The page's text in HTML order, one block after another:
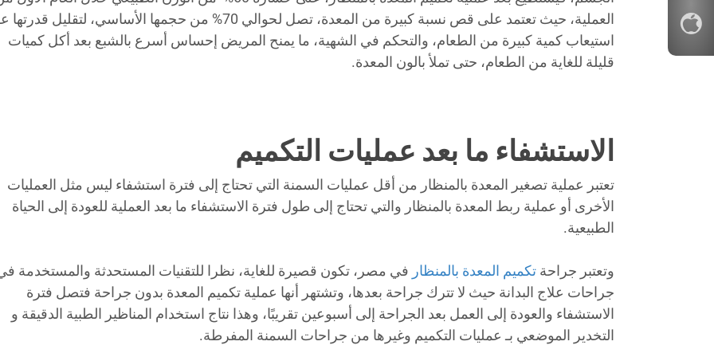
العملية، حيث تعتمد على قص نسبة كبيرة من المعدة، تصل لحوالي 70% من حجمها الأساسي، لتقليل
استيعاب كمية كبيرة من الطعام، والتحكم في الشهية، ما يمنح المريض إحساس أسرع بالشبع بعد أكل كميات
قليلة للغاية من الطعام، حتى تملأ بالون المعدة.
الاستشفاء ما بعد عمليات التكميم
تعتبر عملية تصغير المعدة بالمنظار من أقل عمليات السمنة التي تحتاج إلى فترة استشفاء ليس مثل العمليات
الأخرى أو عملية ربط المعدة بالمنظار والتي تحتاج إلى طول فترة الاستشفاء ما بعد العملية للعودة إلى الحياة
الطبيعية.
وتعتبر جراحة تكميم المعدة بالمنظار في مصر، تكون قصيرة للغاية، نظرا للتقنيات المستحدثة والمستخدمة
جراحات علاج البدانة حيث لا تترك جراحة بعدها، وتشتهر أنها عملية تكميم المعدة بدون جراحة فتصل فترة
الاستشفاء والعودة إلى العمل بعد الجراحة إلى أسبوعين تقريبًا، وهذا نتاج استخدام المناظير الطبية الدقيقة و
التخدير الموضعي بـ عمليات التكميم وغيرها من جراحات السمنة المفرطة.